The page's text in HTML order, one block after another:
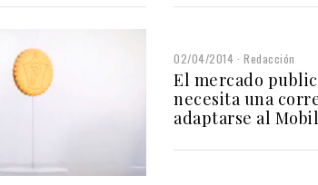
02/04/2014 Redacción
El mercado
necesita una
adaptarse al